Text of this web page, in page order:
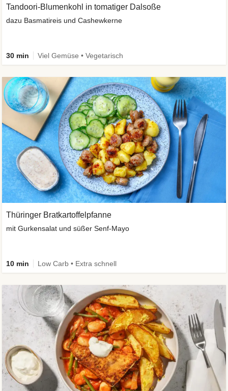
Thüringer Bratkartoffelpfanne
mit Gurkensalat und süßer Senf-Mayo
10 min Low Carb • Extra schnell
Tandoori-Blumenkohl in tomatiger Dalsoße
dazu Basmatireis und Cashewkerne
30 min Viel Gemüse • Vegetarisch